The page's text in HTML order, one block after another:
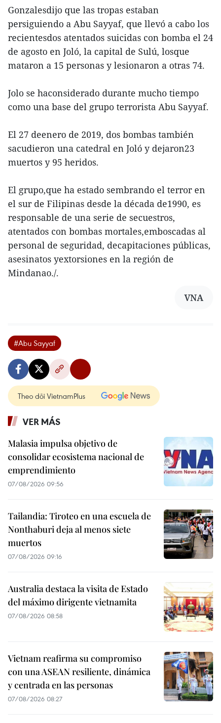
Gonzalesdijo que las tropas estaban
persiguiendo a Abu Sayyaf, que llevó a cabo los
recientesdos atentados suicidas con bomba el 24
de agosto en Joló, la capital de Sulú, losque
mataron a 15 personas y lesionaron a otras 74.
Jolo se haconsiderado durante mucho tiempo
como una base del grupo terrorista Abu Sayyaf.
El 27 deenero de 2019, dos bombas también
sacudieron una catedral en Joló y dejaron23
muertos y 95 heridos.
El grupo,que ha estado sembrando el terror en
el sur de Filipinas desde la década de1990, es
responsable de una serie de secuestros,
atentados con bombas mortales,emboscadas al
personal de seguridad, decapitaciones públicas,
asesinatos yextorsiones en la región de
Mindanao./.
VNA
#Abu Sayyaf
Theo dõi VietnamPlus
VER MÁS
Malasia impulsa objetivo de
consolidar ecosistema nacional de
emprendimiento
07/08/2026 09:56
Tailandia: Tiroteo en una escuela de
Nonthaburi deja al menos siete
muertos
07/08/2026 09:16
Australia destaca la visita de Estado
del máximo dirigente vietnamita
07/08/2026 08:58
Vietnam reafirma su compromiso
con una ASEAN resiliente, dinámica
y centrada en las personas
07/08/2026 08:27